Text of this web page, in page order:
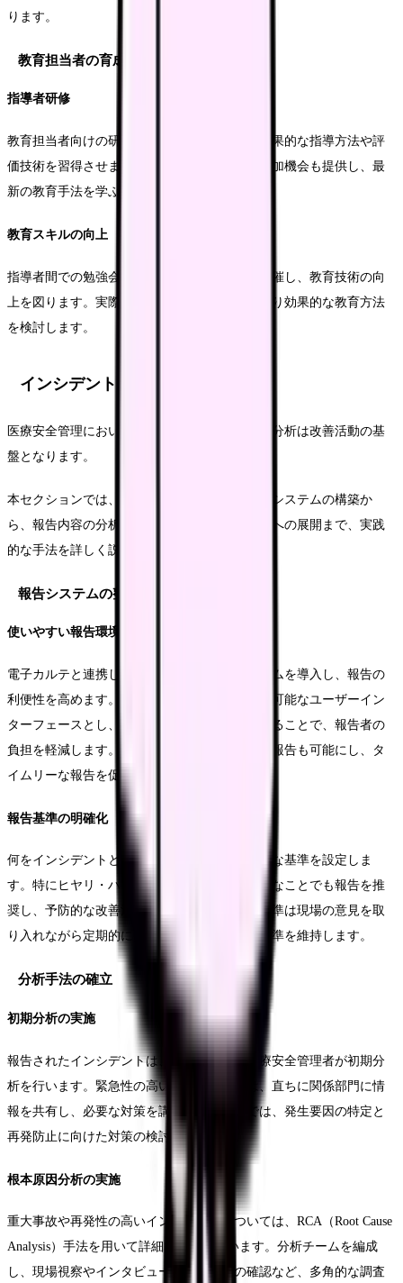
ります。
教育担当者の育成
指導者研修
教育担当者向けの研修プログラムを実施し、効果的な指導方法や評
価技術を習得させます。外部の専門研修への参加機会も提供し、最
新の教育手法を学ぶ機会を設けます。
教育スキルの向上
指導者間での勉強会や情報交換会を定期的に開催し、教育技術の向
上を図ります。実際の指導場面を振り返り、より効果的な教育方法
を検討します。
インシデント報告・分析体制
医療安全管理において、インシデントの報告と分析は改善活動の基
盤となります。
本セクションでは、効果的なインシデント報告システムの構築か
ら、報告内容の分析、そして具体的な改善活動への展開まで、実践
的な手法を詳しく説明していきます。
報告システムの整備
使いやすい報告環境の構築
電子カルテと連携したインシデント報告システムを導入し、報告の
利便性を高めます。報告画面は直感的な操作が可能なユーザーイン
ターフェースとし、必要最小限の入力項目に絞ることで、報告者の
負担を軽減します。また、モバイル端末からの報告も可能にし、タ
イムリーな報告を促進します。
報告基準の明確化
何をインシデントとして報告すべきか、具体的な基準を設定しま
す。特にヒヤリ・ハット事例については、些細なことでも報告を推
奨し、予防的な改善活動につなげます。報告基準は現場の意見を取
り入れながら定期的に見直し、実効性の高い基準を維持します。
分析手法の確立
初期分析の実施
報告されたインシデントは、24時間以内に医療安全管理者が初期分
析を行います。緊急性の高い事例については、直ちに関係部門に情
報を共有し、必要な対策を講じます。分析では、発生要因の特定と
再発防止に向けた対策の検討を行います。
根本原因分析の実施
重大事故や再発性の高いインシデントについては、RCA（Root Cause
Analysis）手法を用いて詳細な分析を行います。分析チームを編成
し、現場視察やインタビュー、関連文書の確認など、多角的な調査